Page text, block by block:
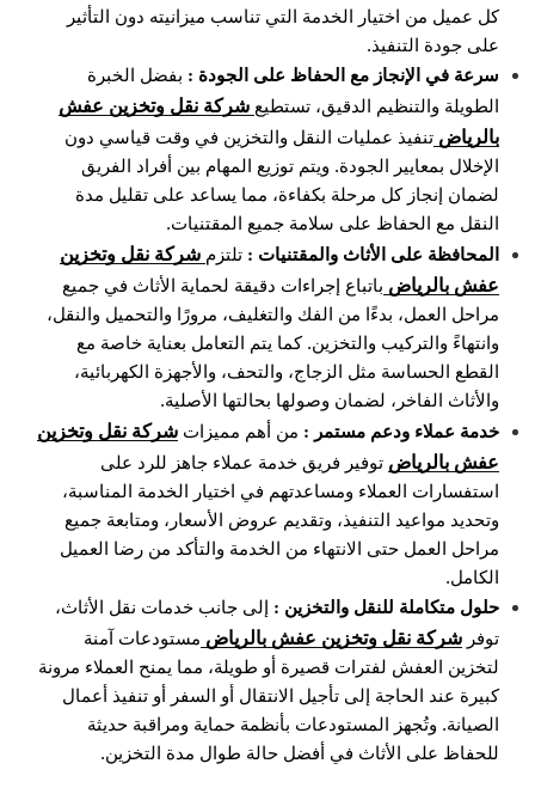
كل عميل من اختيار الخدمة التي تناسب ميزانيته دون التأثير
على جودة التنفيذ.
سرعة في الإنجاز مع الحفاظ على الجودة : بفضل الخبرة
الطويلة والتنظيم الدقيق، تستطيع شركة نقل وتخزين عفش
بالرياض تنفيذ عمليات النقل والتخزين في وقت قياسي دون
الإخلال بمعايير الجودة. ويتم توزيع المهام بين أفراد الفريق
لضمان إنجاز كل مرحلة بكفاءة، مما يساعد على تقليل مدة
النقل مع الحفاظ على سلامة جميع المقتنيات.
المحافظة على الأثاث والمقتنيات : تلتزم شركة نقل وتخزين
عفش بالرياض باتباع إجراءات دقيقة لحماية الأثاث في جميع
مراحل العمل، بدءًا من الفك والتغليف، مرورًا والتحميل والنقل،
وانتهاءً والتركيب والتخزين. كما يتم التعامل بعناية خاصة مع
القطع الحساسة مثل الزجاج، والتحف، والأجهزة الكهربائية،
والأثاث الفاخر، لضمان وصولها بحالتها الأصلية.
خدمة عملاء ودعم مستمر : من أهم مميزات شركة نقل وتخزين
عفش بالرياض توفير فريق خدمة عملاء جاهز للرد على
استفسارات العملاء ومساعدتهم في اختيار الخدمة المناسبة،
وتحديد مواعيد التنفيذ، وتقديم عروض الأسعار، ومتابعة جميع
مراحل العمل حتى الانتهاء من الخدمة والتأكد من رضا العميل
الكامل.
حلول متكاملة للنقل والتخزين : إلى جانب خدمات نقل الأثاث،
توفر شركة نقل وتخزين عفش بالرياض مستودعات آمنة
لتخزين العفش لفترات قصيرة أو طويلة، مما يمنح العملاء مرونة
كبيرة عند الحاجة إلى تأجيل الانتقال أو السفر أو تنفيذ أعمال
الصيانة. وتُجهز المستودعات بأنظمة حماية ومراقبة حديثة
للحفاظ على الأثاث في أفضل حالة طوال مدة التخزين.